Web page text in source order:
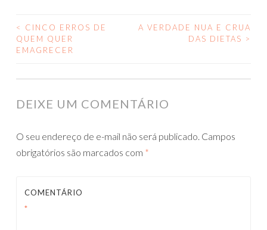
NAVEGAÇÃO
DE
<
CINCO ERROS DE
QUEM QUER
EMAGRECER
A VERDADE NUA E CRUA
DAS DIETAS >
DEIXE UM COMENTÁRIO
O seu endereço de e-mail não será publicado. Campos
obrigatórios são marcados com *
COMENTÁRIO
*